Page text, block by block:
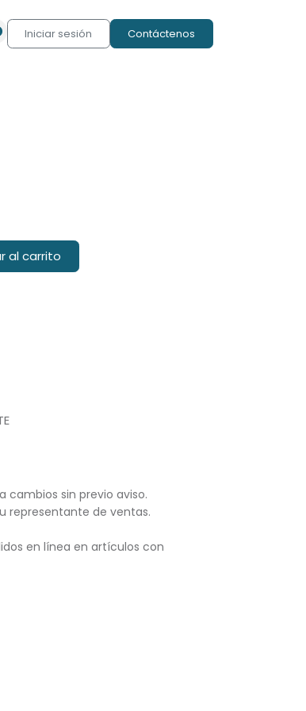
Iniciar sesión Contáctenos
al carrito
a cambios sin previo aviso.
representante de ventas.
en línea en artículos con